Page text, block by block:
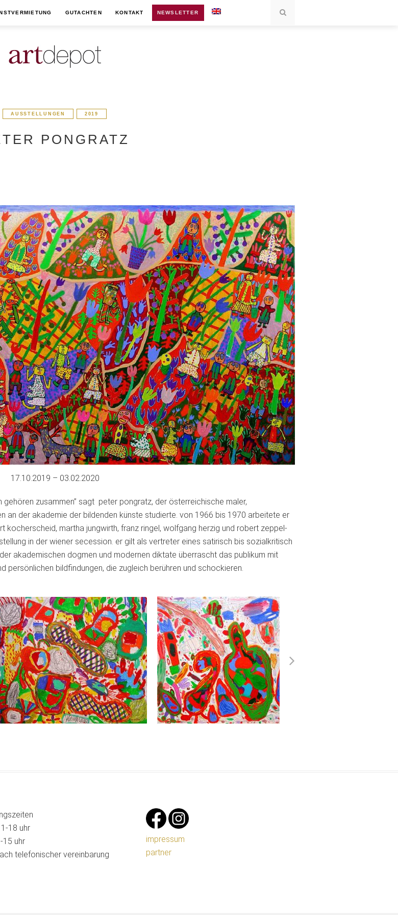
GUTACHTEN KONTAKT NEWSLETTER
AUSSTELLUNGEN 2019
PONGRATZ
17.10.2019 – 03.02.2020
zusammen” sagt peter pongratz, der österreichische maler,
an der akademie der bildenden künste studierte. von 1966 bis 1970 arbeitete er
kocherscheid, martha jungwirth, franz ringel, wolfgang herzig und robert zeppel-
in der wiener secession. er gilt als vertreter eines satirisch bis sozialkritisch
akademischen dogmen und modernen diktate überrascht das publikum mit
persönlichen bildfindungen, die zugleich berühren und schockieren.
18 uhr
15 uhr
telefonischer vereinbarung
impressum
partner